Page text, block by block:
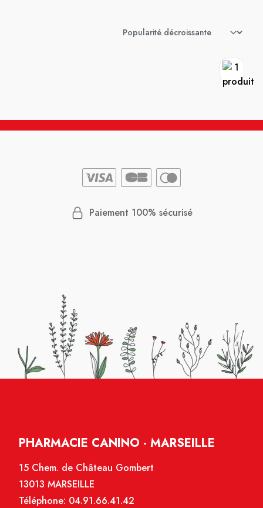
Paiement 100% sécurisé
PHARMACIE CANINO - MARSEILLE
15 Chem. de Château Gombert
13013 MARSEILLE
Téléphone: 04.91.66.41.42